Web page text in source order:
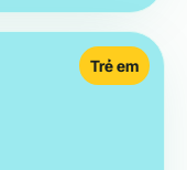
Trẻ em